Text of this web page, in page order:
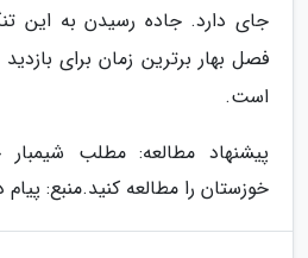
جای دارد. جاده رسیدن به این
فصل بهار برترین زمان برای
است.
پیشنهاد مطالعه: مطلب
خوزستان را مطالعه کنید.منبع: پیام